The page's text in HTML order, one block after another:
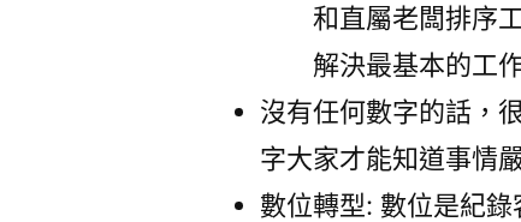
和直屬老闆排序
解決最基本的工
沒有任何數字的話，
字大家才能知道事情
數位轉型: 數位是紀